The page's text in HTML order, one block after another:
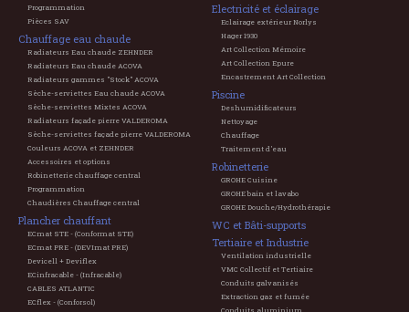
Programmation
Pièces SAV
Chauffage eau chaude
Radiateurs Eau chaude ZEHNDER
Radiateurs Eau chaude ACOVA
Radiateurs gammes "Stock" ACOVA
Sèche-serviettes Eau chaude ACOVA
Sèche-serviettes Mixtes ACOVA
Radiateurs façade pierre VALDEROMA
Sèche-serviettes façade pierre VALDEROMA
Couleurs ACOVA et ZEHNDER
Accessoires et options
Robinetterie chauffage central
Programmation
Chaudières Chauffage central
Plancher chauffant
ECmat STE - (Conformat STE)
ECmat PRE - (DEVImat PRE)
Devicell + Deviflex
ECinfracable - (Infracable)
CABLES ATLANTIC
ECflex - (Conforsol)
Electricité et éclairage
Eclairage extérieur Norlys
Hager 1930
Art Collection Mémoire
Art Collection Epure
Encastrement Art Collection
Piscine
Deshumidificateurs
Nettoyage
Chauffage
Traitement d'eau
Robinetterie
GROHE Cuisine
GROHE bain et lavabo
GROHE Douche/Hydrothérapie
WC et Bâti-supports
Tertiaire et Industrie
Ventilation industrielle
VMC Collectif et Tertiaire
Conduits galvanisés
Extraction gaz et fumée